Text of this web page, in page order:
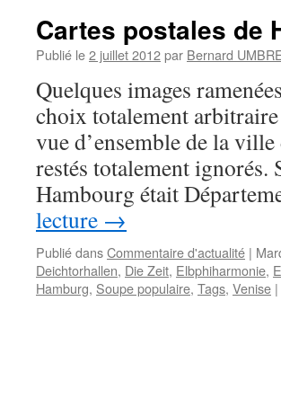
Cartes postales de
Publié le2 juillet 2012par Bernard
Quelques images
choix totalement
vue d’ensemble de la
restés totalement ignorés.
Hambourg était
lecture →
Publié dansCommentaire d'actualité |
Deichtorhallen, Die Zeit, Elbphiharmonie,
Hamburg, Soupe populaire, Tags, Venise |